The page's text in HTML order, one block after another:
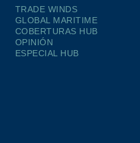
TRADE WINDS
GLOBAL MARITIME
COBERTURAS HUB
OPINIÓN
ESPECIAL HUB